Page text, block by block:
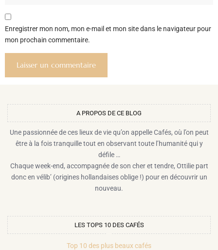
Enregistrer mon nom, mon e-mail et mon site dans le navigateur pour
mon prochain commentaire.
A PROPOS DE CE BLOG​
Une passionnée de ces lieux de vie qu’on appelle Cafés, où l’on peut
être à la fois tranquille tout en observant toute l’humanité qui y
défile …
Chaque week-end, accompagnée de son cher et tendre, Ottilie part
donc en vélib’ (origines hollandaises oblige !) pour en découvrir un
nouveau.
LES TOPS 10 DES CAFÉS
Top 10 des plus beaux cafés